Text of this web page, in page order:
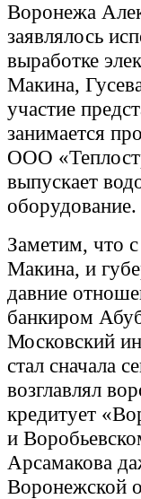
Воронежа
заявлялось
выработке
Макина,
участие
занимается
ООО
выпускает
оборудование.
Заметим, что
Макина, и
давние
банкиром
Московский
стал сначала
возглавлял
кредитует
и
Арсамакова
Воронежской